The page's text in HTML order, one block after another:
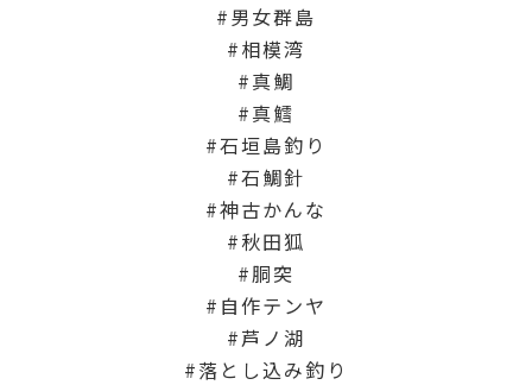
男女群島
相模湾
真鯛
真鱈
石垣島釣り
石鯛針
神古かんな
秋田狐
胴突
自作テンヤ
芦ノ湖
落とし込み釣り